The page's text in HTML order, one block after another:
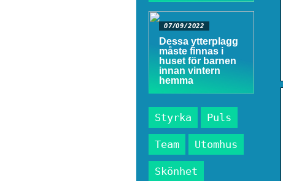
07/09/2022
Dessa ytterplagg
måste finnas i
huset för barnen
innan vintern
hemma
Styrka Puls
Team Utomhus
Skönhet